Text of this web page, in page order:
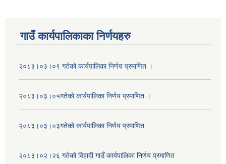
गाउँ कार्यपालिकाका निर्णयहरु
२०८३।०३।०९ गतेको कार्यपालिका निर्णय प्रमाणित ।
२०८३।०३।०५गतेको कार्यपालिका निर्णय प्रमाणित ।
२०८३।०३।०३गतेको कार्यपालिका निर्णय प्रमाणित
२०८३।०२।२६ गतेको विहादी गाउँ कार्यपालिका निर्णय प्रमाणित